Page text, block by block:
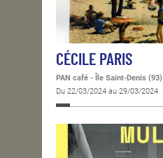
CÉCILE PARIS
PAN café - Île Saint-Denis (93)
Du 22/03/2024 au 29/03/2024